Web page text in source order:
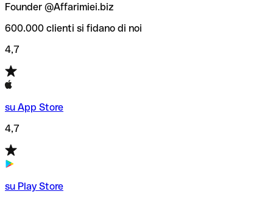
Founder @Affarimiei.biz
600.000 clienti si fidano di noi
4,7
su App Store
4,7
su Play Store